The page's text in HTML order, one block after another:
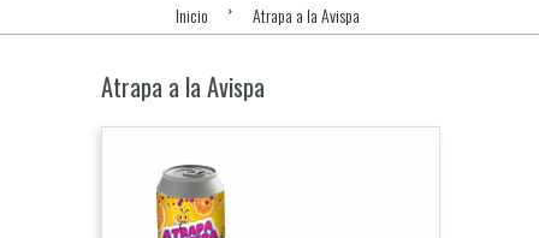
Inicio Atrapa a la Avispa
Atrapa a la Avispa